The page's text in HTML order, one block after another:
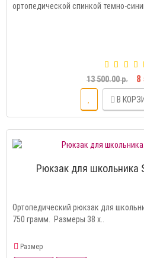
ортопедической спинкой темно-
13 500.00 р.
8
В
Рюкзак для школьника
Ортопедический рюкзак для
750 грамм. Размеры 38 х..
Размер